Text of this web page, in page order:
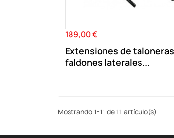
Precio
189,00 €
Extensiones de taloneras
faldones laterales...
Mostrando 1-11 de 11 artículo(s)